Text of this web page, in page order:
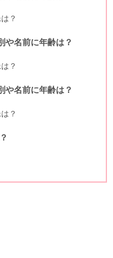
？
や名前に年齢は？
？
や名前に年齢は？
？